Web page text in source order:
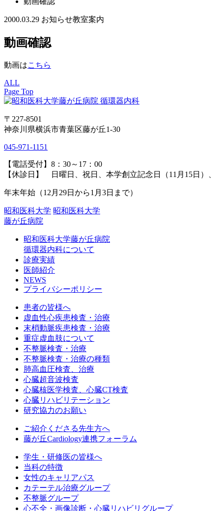
2000.03.29 お知らせ教室案内
動画確認
動画はこちら
ALL
Page Top
〒227-8501
神奈川県横浜市青葉区藤が丘1-30
045-971-1151
【電話受付】8：30～17：00
【休診日】 日曜日、祝日、本学創立記念日（11月15日）、
年末年始（12月29日から1月3日まで）
昭和医科大学 昭和医科大学
藤が丘病院
昭和医科大学藤が丘病院
循環器内科について
診療実績
医師紹介
NEWS
プライバシーポリシー
患者の皆様へ
虚血性心疾患検査・治療
末梢動脈疾患検査・治療
重症虚血肢について
不整脈検査・治療
不整脈検査・治療の種類
肺高血圧検査、治療
心臓超音波検査
心臓核医学検査、心臓CT検査
心臓リハビリテーション
研究協力のお願い
ご紹介くださる先生方へ
藤が丘Cardiology連携フォーラム
学生・研修医の皆様へ
当科の特徴
女性のキャリアパス
カテーテル治療グループ
不整脈グループ
心不全・画像診断・心臓リハビリグループ